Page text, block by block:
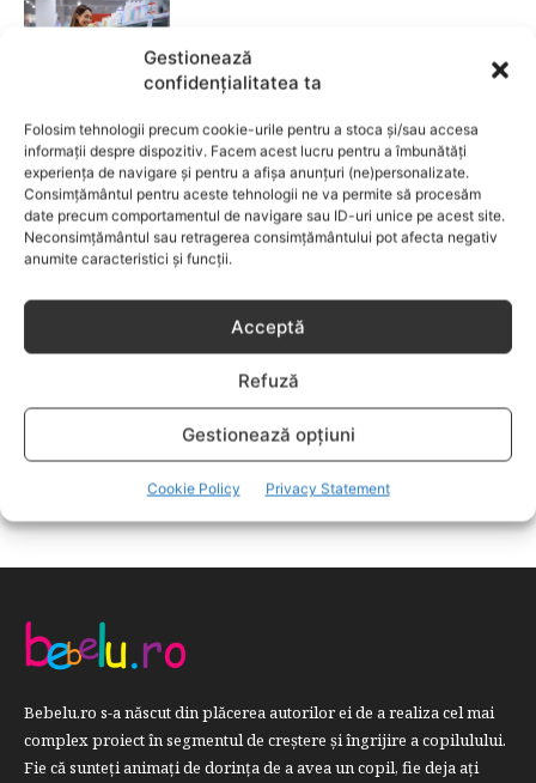
Gestionează
confidențialitatea ta
Folosim tehnologii precum cookie-urile pentru a stoca și/sau accesa
informații despre dispozitiv. Facem acest lucru pentru a îmbunătăți
experiența de navigare și pentru a afișa anunțuri (ne)personalizate.
Consimțământul pentru aceste tehnologii ne va permite să procesăm
date precum comportamentul de navigare sau ID-uri unice pe acest site.
Neconsimțământul sau retragerea consimțământului pot afecta negativ
anumite caracteristici și funcții.
Acceptă
Refuză
Gestionează opțiuni
Cookie Policy Privacy Statement
șamponul perfect pentru copilul tău
EVENIMENTE
LIFESTYLE
714
COPII
634
FAMILIA
COMUNICAT
521
DEZVOLTAREA COPILULUI
379
Bebelu.ro s-a născut din plăcerea autorilor ei de a realiza cel mai
complex proiect în segmentul de creştere şi îngrijire a copilulului.
Fie că sunteţi animaţi de dorinţa de a avea un copil, fie deja aţi